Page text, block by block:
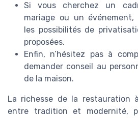
Si vous cherchez un
mariage ou un
les possibilités de
proposées.
Enfin, n’hésitez pas à
demander conseil au
de la maison.
La richesse de la restauration
entre tradition et modernité,